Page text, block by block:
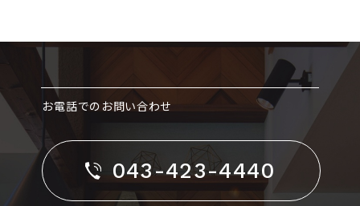
お電話でのお問い合わせ
043-423-4440